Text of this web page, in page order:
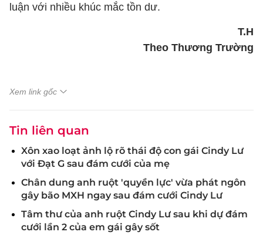
luận với nhiều khúc mắc tồn dư.
T.H
Theo Thương Trường
Xem link gốc
Tin liên quan
Xôn xao loạt ảnh lộ rõ thái độ con gái Cindy Lư
với Đạt G sau đám cưới của mẹ
Chân dung anh ruột 'quyền lực' vừa phát ngôn
gây bão MXH ngay sau đám cưới Cindy Lư
Tâm thư của anh ruột Cindy Lư sau khi dự đám
cưới lần 2 của em gái gây sốt